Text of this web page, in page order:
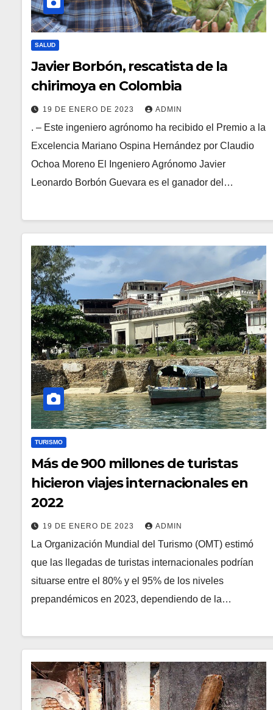
SALUD
Javier Borbón, rescatista de la
chirimoya en Colombia
19 DE ENERO DE 2023 ADMIN
. – Este ingeniero agrónomo ha recibido el Premio a la
Excelencia Mariano Ospina Hernández por Claudio
Ochoa Moreno El Ingeniero Agrónomo Javier
Leonardo Borbón Guevara es el ganador del…
TURISMO
Más de 900 millones de turistas
hicieron viajes internacionales en
2022
19 DE ENERO DE 2023 ADMIN
La Organización Mundial del Turismo (OMT) estimó
que las llegadas de turistas internacionales podrían
situarse entre el 80% y el 95% de los niveles
prepandémicos en 2023, dependiendo de la…